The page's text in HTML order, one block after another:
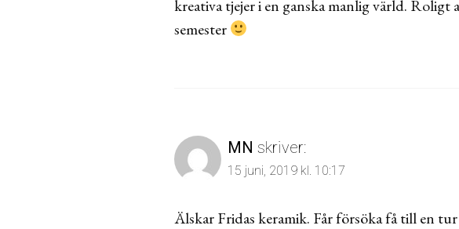
kreativa tjejer i en ganska manlig värld.
semester
MN skriver:
15 juni, 2019 kl. 10:17
Älskar Fridas keramik. Får försöka få till en